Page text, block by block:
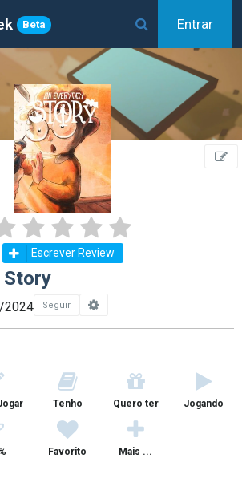
Beta Entrar
Escrever Review
Story
2024 Seguir
Tenho Quero ter Jogando
Favorito Mais ...